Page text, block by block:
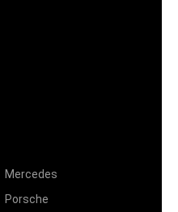
Mercedes
Porsche